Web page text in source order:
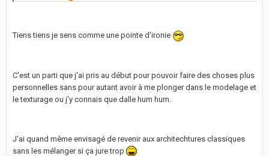
Tiens tiens je sens comme une pointe d'ironie
C'est un parti que j'ai pris au début pour pouvoir faire des choses plus
personnelles sans pour autant avoir à me plonger dans le modelage et
le texturage ou j'y connais que dalle hum hum.
J'ai quand même envisagé de revenir aux architechtures classiques
sans les mélanger si ça jure trop